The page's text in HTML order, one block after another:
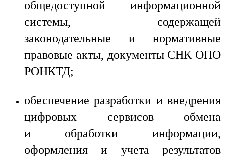
общедоступной информационной
системы, содержащей
законодательные и нормативные
правовые акты, документы СНК ОПО
РОНКТД;
обеспечение разработки и внедрения
цифровых сервисов обмена
и обработки информации,
оформления и учета результатов